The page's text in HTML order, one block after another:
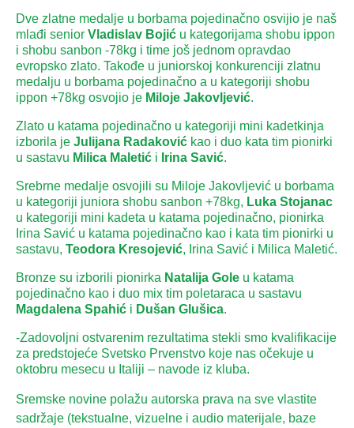
Dve zlatne medalje u borbama pojedinačno osvijio je naš
mlađi senior Vladislav Bojić u kategorijama shobu ippon
i shobu sanbon -78kg i time još jednom opravdao
evropsko zlato. Takođe u juniorskoj konkurenciji zlatnu
medalju u borbama pojedinačno a u kategoriji shobu
ippon +78kg osvojio je Miloje Jakovljević.
Zlato u katama pojedinačno u kategoriji mini kadetkinja
izborila je Julijana Radaković kao i duo kata tim pionirki
u sastavu Milica Maletić i Irina Savić.
Srebrne medalje osvojili su Miloje Jakovljević u borbama
u kategoriji juniora shobu sanbon +78kg, Luka Stojanac
u kategoriji mini kadeta u katama pojedinačno, pionirka
Irina Savić u katama pojedinačno kao i kata tim pionirki u
sastavu, Teodora Kresojević, Irina Savić i Milica Maletić.
Bronze su izborili pionirka Natalija Gole u katama
pojedinačno kao i duo mix tim poletaraca u sastavu
Magdalena Spahić i Dušan Glušica.
-Zadovoljni ostvarenim rezultatima stekli smo kvalifikacije
za predstojeće Svetsko Prvenstvo koje nas očekuje u
oktobru mesecu u Italiji – navode iz kluba.
Sremske novine polažu autorska prava na sve vlastite
sadržaje (tekstualne, vizuelne i audio materijale, baze